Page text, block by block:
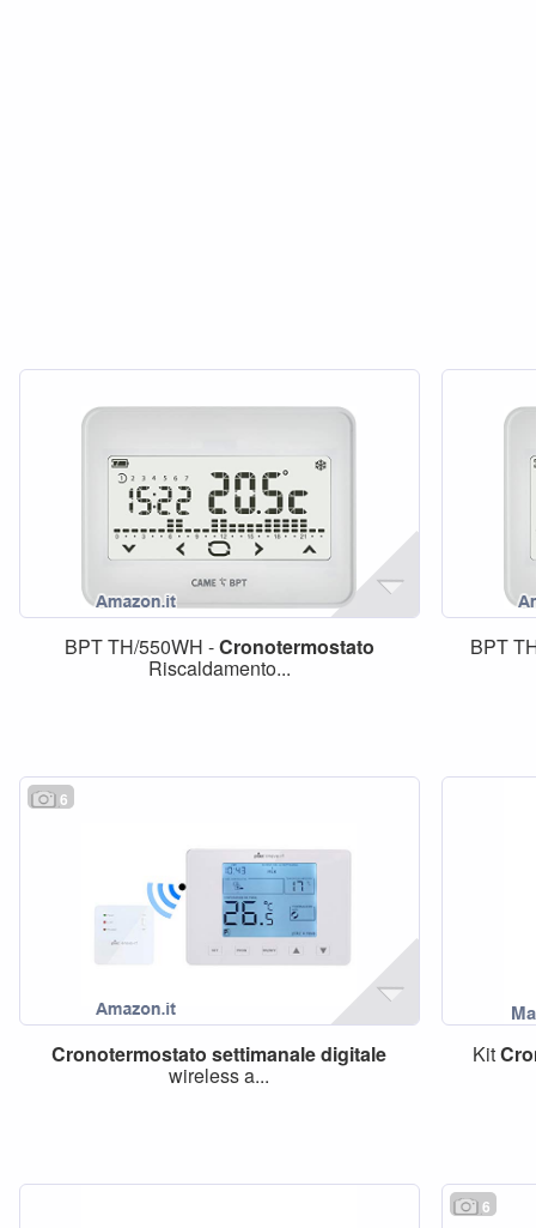
BPT TH/550WH -Cronotermostato
Riscaldamento...
BPT
6
Cronotermostato settimanaledigitale
wireless a...
Kit
6